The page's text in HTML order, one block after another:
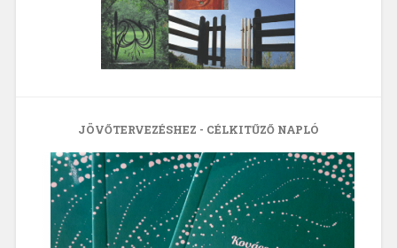
JÖVŐTERVEZÉSHEZ - CÉLKITŰZŐ NAPLÓ